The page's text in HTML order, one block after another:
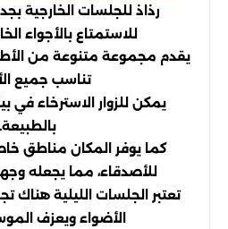
رذاذ للجلسات الخارجية
للاستمتاع بالأجواء
يقدم مجموعة متنوعة من
تناسب جميع
يمكن للزوار الاسترخاء في
بالطبيعة.
كما يوفر المكان مناطق
للأصدقاء، مما يجعله
تعتبر الجلسات الليلية هناك
الأضواء ويعزف